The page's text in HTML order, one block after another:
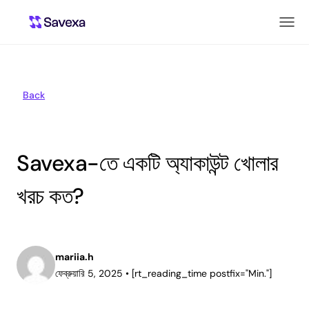
Back
Savexa-তে একটি অ্যাকাউন্ট খোলার
খরচ কত?
mariia.h
ফেব্রুয়ারি 5, 2025 • [rt_reading_time postfix="Min."]